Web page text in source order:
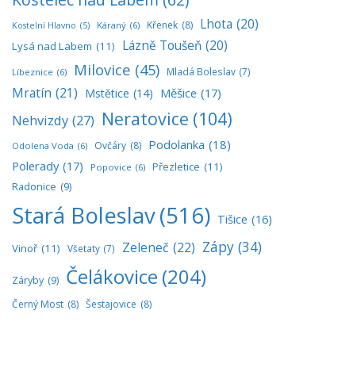
Kostelní Hlavno (5) Káraný (6) Křenek (8) Lhota (20)
Lysá nad Labem (11) Lázně Toušeň (20)
Líbeznice (6) Milovice (45) Mladá Boleslav (7)
Mratín (21) Mstětice (14) Měšice (17)
Nehvizdy (27) Neratovice (104)
Odolena Voda (6) Ovčáry (8) Podolanka (18)
Polerady (17) Popovice (6) Přezletice (11)
Radonice (9)
Stará Boleslav(516) Tišice (16)
Vinoř (11) Všetaty (7) Zeleneč (22) Zápy (34)
Záryby (9) Čelákovice (204)
Černý Most (8) Šestajovice (8)